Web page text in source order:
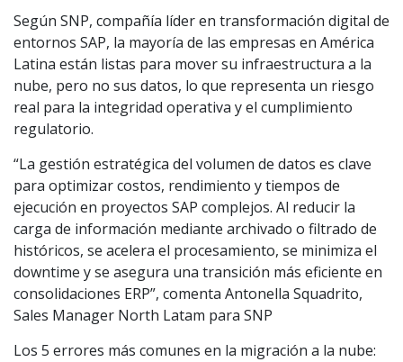
Según SNP, compañía líder en transformación digital de
entornos SAP, la mayoría de las empresas en América
Latina están listas para mover su infraestructura a la
nube, pero no sus datos, lo que representa un riesgo
real para la integridad operativa y el cumplimiento
regulatorio.
“La gestión estratégica del volumen de datos es clave
para optimizar costos, rendimiento y tiempos de
ejecución en proyectos SAP complejos. Al reducir la
carga de información mediante archivado o filtrado de
históricos, se acelera el procesamiento, se minimiza el
downtime y se asegura una transición más eficiente en
consolidaciones ERP”, comenta Antonella Squadrito,
Sales Manager North Latam para SNP
Los 5 errores más comunes en la migración a la nube: